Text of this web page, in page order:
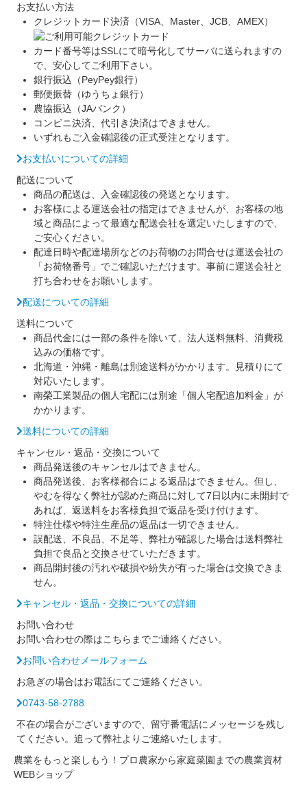
お支払い方法
クレジットカード決済（VISA、Master、JCB、AMEX）
カード番号等はSSLにて暗号化してサーバに送られますの
で、安心してご利用下さい。
銀行振込（PeyPey銀行）
郵便振替（ゆうちょ銀行）
農協振込（JAバンク）
コンビニ決済、代引き決済はできません。
いずれもご入金確認後の正式受注となります。
お支払いについての詳細
配送について
商品の配送は、入金確認後の発送となります。
お客様による運送会社の指定はできませんが、お客様の地
域と商品によって最適な配送会社を選定いたしますので、
ご安心ください。
配達日時や配達場所などのお荷物のお問合せは運送会社の
「お荷物番号」でご確認いただけます。事前に運送会社と
打ち合わせをお願いします。
配送についての詳細
送料について
商品代金には一部の条件を除いて、法人送料無料、消費税
込みの価格です。
北海道・沖縄・離島は別途送料がかかります。見積りにて
対応いたします。
南榮工業製品の個人宅配には別途「個人宅配追加料金」が
かかります。
送料についての詳細
キャンセル・返品・交換について
商品発送後のキャンセルはできません。
商品発送後、お客様都合による返品はできません。但し、
やむを得なく弊社が認めた商品に対して7日以内に未開封で
あれば、返送料をお客様負担で返品を受け付けます。
特注仕様や特注生産品の返品は一切できません。
誤配送、不良品、不足等、弊社が確認した場合は送料弊社
負担で良品と交換させていただきます。
商品開封後の汚れや破損や紛失が有った場合は交換できま
せん。
キャンセル・返品・交換についての詳細
お問い合わせ
お問い合わせの際はこちらまでご連絡ください。
お問い合わせメールフォーム
お急ぎの場合はお電話にてご連絡ください。
0743-58-2788
不在の場合がございますので、留守番電話にメッセージを残し
てください。追って弊社よりご連絡いたします。
農業をもっと楽しもう！プロ農家から家庭菜園までの農業資材
WEBショップ